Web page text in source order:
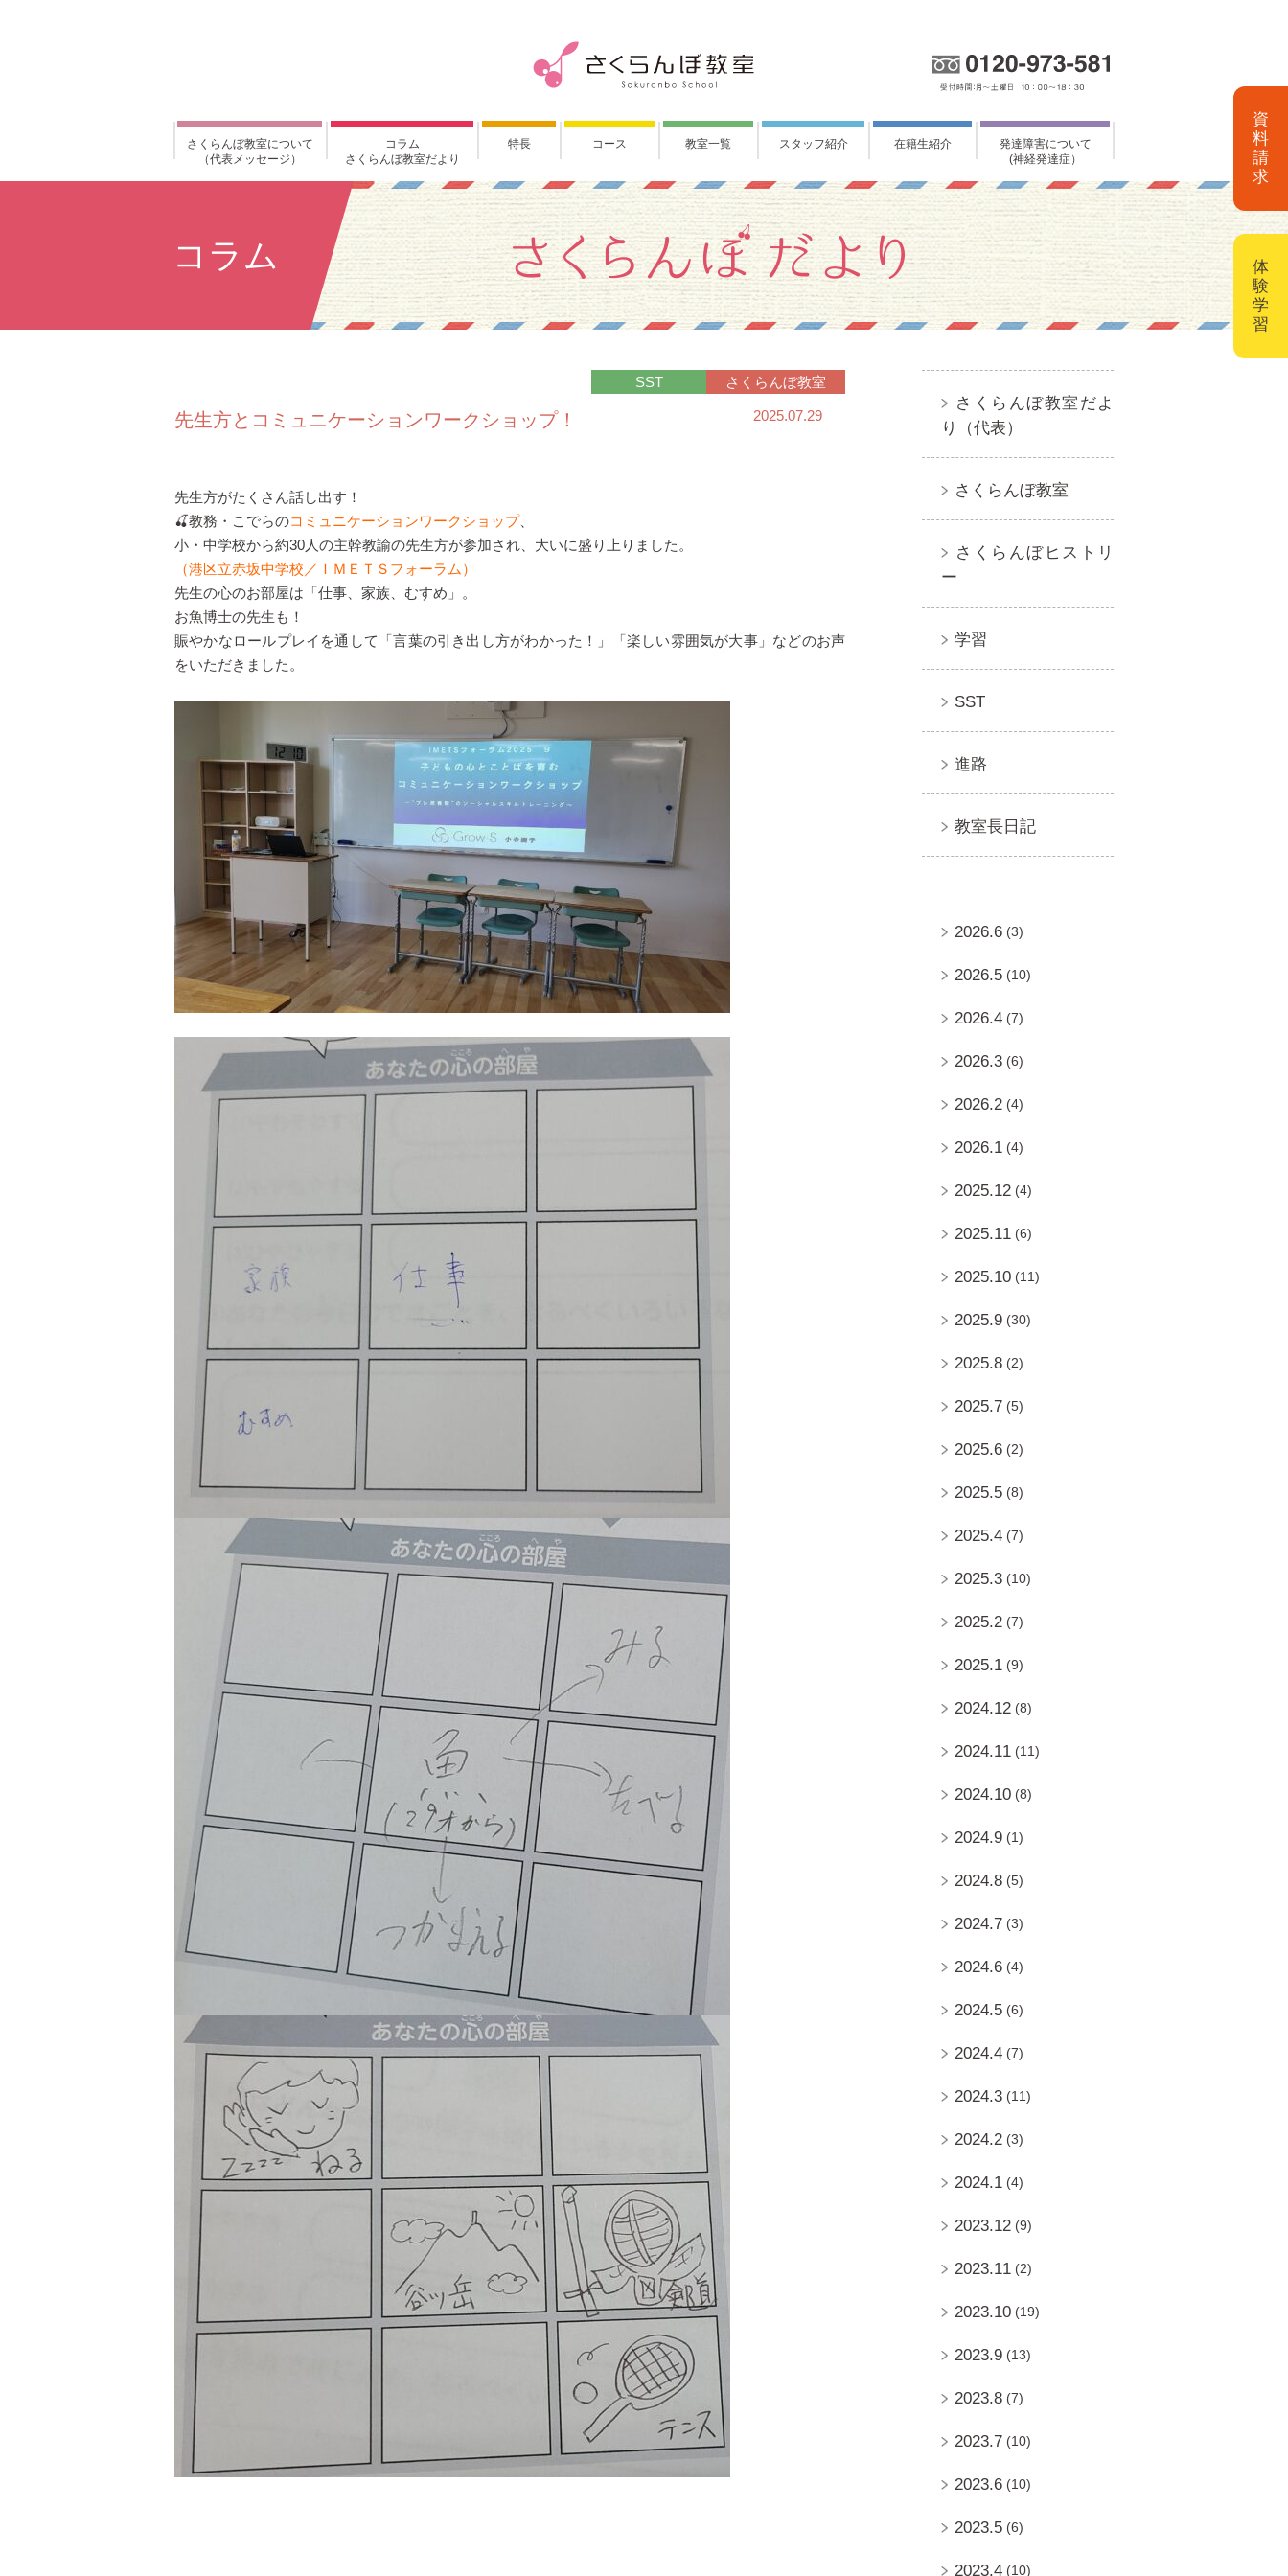
さくらんぼ教室について
（代表メッセージ）
コラム
さくらんぼ教室だより
特長 コース 教室一覧 スタッフ紹介 在籍生紹介
発達障害について
(神経発達症）
コラム
さくらんぼ教室
SST
2025.07.29
先生方とコミュニケーションワークショップ！
先生方がたくさん話し出す！
🍒教務・こでらのコミュニケーションワークショップ、
小・中学校から約30人の主幹教諭の先生方が参加され、大いに盛り上りました。
（港区立赤坂中学校／ＩＭＥＴＳフォーラム）
先生の心のお部屋は「仕事、家族、むすめ」。
お魚博士の先生も！
賑やかなロールプレイを通して「言葉の引き出し方がわかった！」「楽しい雰囲気が大事」などのお声
をいただきました。
さくらんぼ教室だよ
り（代表）
さくらんぼ教室
さくらんぼヒストリ
ー
学習
SST
進路
教室長日記
2026.6 (3)
2026.5 (10)
2026.4 (7)
2026.3 (6)
2026.2 (4)
2026.1 (4)
2025.12 (4)
2025.11 (6)
2025.10 (11)
2025.9 (30)
2025.8 (2)
2025.7 (5)
2025.6 (2)
2025.5 (8)
2025.4 (7)
2025.3 (10)
2025.2 (7)
2025.1 (9)
2024.12 (8)
2024.11 (11)
2024.10 (8)
2024.9 (1)
2024.8 (5)
2024.7 (3)
2024.6 (4)
2024.5 (6)
2024.4 (7)
2024.3 (11)
2024.2 (3)
2024.1 (4)
2023.12 (9)
2023.11 (2)
2023.10 (19)
2023.9 (13)
2023.8 (7)
2023.7 (10)
2023.6 (10)
2023.5 (6)
2023.4 (10)
資
料
請
求
体
験
学
習